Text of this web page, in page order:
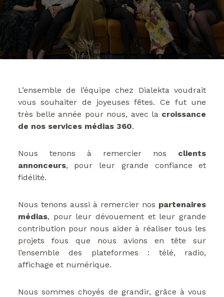
L’ensemble de l’équipe chez Dialekta voudrait
vous souhaiter de joyeuses fêtes. Ce fut une
très belle année pour nous, avec la croissance
de nos services médias 360.
Nous tenons à remercier nos clients
annonceurs, pour leur grande confiance et
fidélité.
Nous tenons aussi à remercier nos partenaires
médias, pour leur dévouement et leur grande
contribution pour nous aider à réaliser tous les
projets fous que nous avions en tête sur
l’ensemble des plateformes : télé, radio,
affichage et numérique.
Nous sommes choyés de grandir, grâce à vous